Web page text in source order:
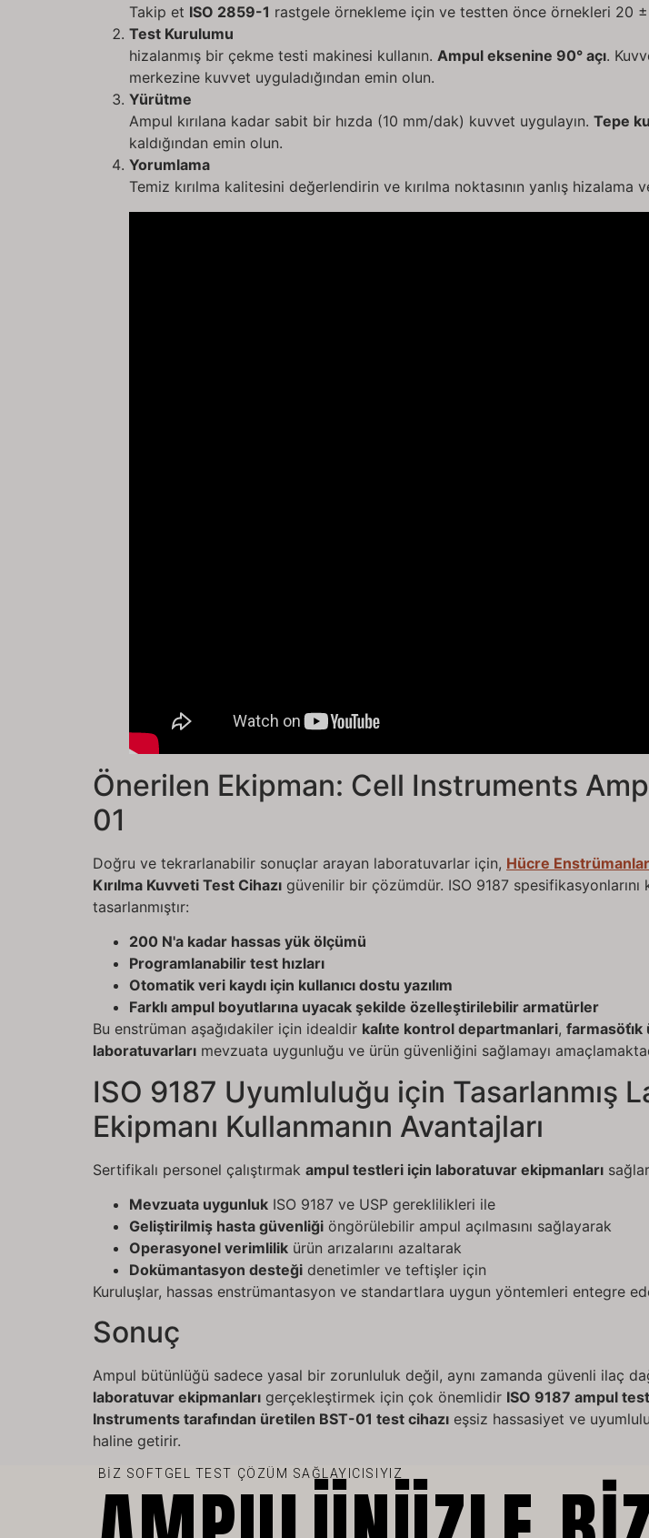
Takip et ISO 2859-1 rastgele örnekleme için ve testten önce örnekleri 20
Test Kurulumu
hizalanmış bir çekme testi makinesi kullanın. Ampul eksenine 90° açı.
merkezine kuvvet uyguladığından emin olun.
Yürütme
Ampul kırılana kadar sabit bir hızda (10 mm/dak) kuvvet uygulayın. Tepe
kaldığından emin olun.
Yorumlama
Temiz kırılma kalitesini değerlendirin ve kırılma noktasının yanlış hizalama
Önerilen Ekipman: Cell Instruments
01
Doğru ve tekrarlanabilir sonuçlar arayan laboratuvarlar için, Hücre
Kırılma Kuvveti Test Cihazı güvenilir bir çözümdür. ISO 9187 spesifikasyonlarını
tasarlanmıştır:
200 N'a kadar hassas yük ölçümü
Programlanabilir test hızları
Otomatik veri kaydı için kullanıcı dostu yazılım
Farklı ampul boyutlarına uyacak şekilde özelleştirilebilir armatürler
Bu enstrüman aşağıdakiler için idealdir kali̇te kontrol departmanlari, farmasöti̇k
laboratuvarları mevzuata uygunluğu ve ürün güvenliğini sağlamayı
ISO 9187 Uyumluluğu için Tasarlanmış
Ekipmanı Kullanmanın Avantajları
Sertifikalı personel çalıştırmak ampul testleri için laboratuvar ekipmanları
Mevzuata uygunluk ISO 9187 ve USP gereklilikleri ile
Geliştirilmiş hasta güvenliği öngörülebilir ampul açılmasını sağlayarak
Operasyonel verimlilik ürün arızalarını azaltarak
Dokümantasyon desteği denetimler ve teftişler için
Kuruluşlar, hassas enstrümantasyon ve standartlara uygun yöntemleri entegre
Sonuç
Ampul bütünlüğü sadece yasal bir zorunluluk değil, aynı zamanda güvenli ilaç
laboratuvar ekipmanları gerçekleştirmek için çok önemlidir ISO 9187 ampul
Instruments tarafından üretilen BST-01 test cihazı eşsiz hassasiyet ve
haline getirir.
BIZ SOFTGEL TEST ÇÖZÜM SAĞLAYICISIYIZ